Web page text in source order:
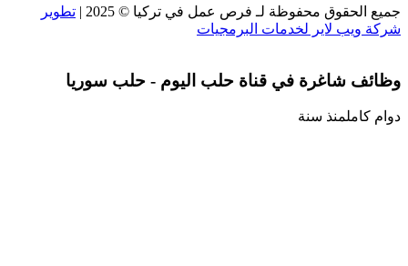
جميع الحقوق محفوظة لـ فرص عمل في تركيا © 2025 |
تطوير
شركة ويب لاير لخدمات البرمجيات
وظائف شاغرة في قناة حلب اليوم - حلب سوريا
دوام كاملمنذ سنة